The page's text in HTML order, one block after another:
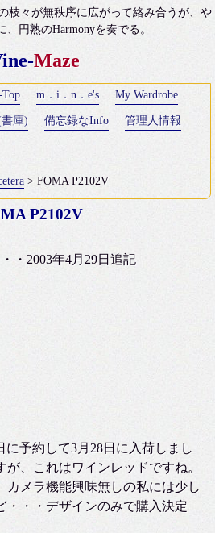
枝々が無秩序に広がって絡み合うが、や
、円熟のHarmonyを奏でる。
Maze
Top m．i．n．e's My Wardrobe
書庫) 備忘録なInfo 管理人情報
> FOMA P2102V
P2102V
・2003年4月29日追記
に予約して3月28日に入荷しまし
、これはワインレッドですね。
カメラ機能興味無しの私には少し
・・・デザインのみで購入決定